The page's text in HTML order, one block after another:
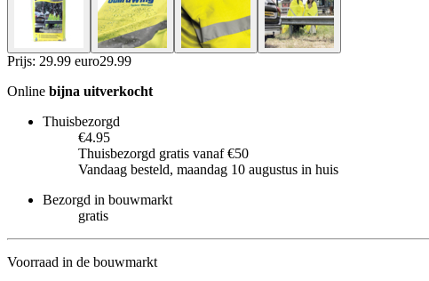
Prijs: 29.99 euro29.99
Online bijna uitverkocht
Thuisbezorgd
€4.95
Thuisbezorgd gratis vanaf €50
Vandaag besteld, maandag 10 augustus in huis
Bezorgd in bouwmarkt
gratis
Voorraad in de bouwmarkt